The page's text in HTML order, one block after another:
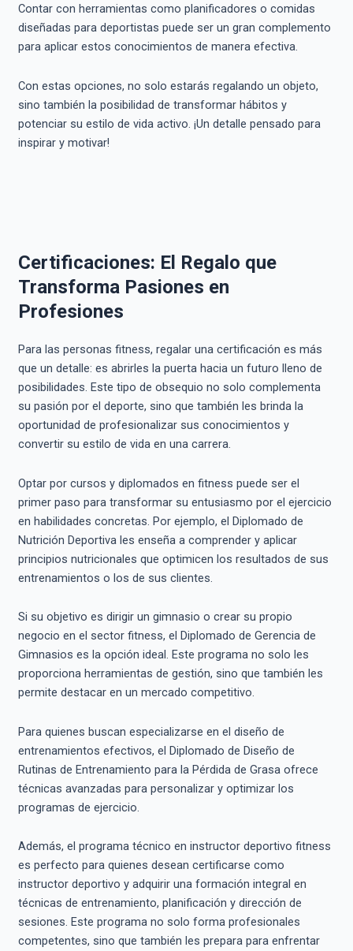
Contar con herramientas como planificadores o comidas
diseñadas para deportistas puede ser un gran complemento
para aplicar estos conocimientos de manera efectiva.
Con estas opciones, no solo estarás regalando un objeto,
sino también la posibilidad de transformar hábitos y
potenciar su estilo de vida activo. ¡Un detalle pensado para
inspirar y motivar!
Certificaciones: El Regalo que
Transforma Pasiones en
Profesiones
Para las personas fitness, regalar una certificación es más
que un detalle: es abrirles la puerta hacia un futuro lleno de
posibilidades. Este tipo de obsequio no solo complementa
su pasión por el deporte, sino que también les brinda la
oportunidad de profesionalizar sus conocimientos y
convertir su estilo de vida en una carrera.
Optar por cursos y diplomados en fitness puede ser el
primer paso para transformar su entusiasmo por el ejercicio
en habilidades concretas. Por ejemplo, el Diplomado de
Nutrición Deportiva les enseña a comprender y aplicar
principios nutricionales que optimicen los resultados de sus
entrenamientos o los de sus clientes.
Si su objetivo es dirigir un gimnasio o crear su propio
negocio en el sector fitness, el Diplomado de Gerencia de
Gimnasios es la opción ideal. Este programa no solo les
proporciona herramientas de gestión, sino que también les
permite destacar en un mercado competitivo.
Para quienes buscan especializarse en el diseño de
entrenamientos efectivos, el Diplomado de Diseño de
Rutinas de Entrenamiento para la Pérdida de Grasa ofrece
técnicas avanzadas para personalizar y optimizar los
programas de ejercicio.
Además, el programa técnico en instructor deportivo fitness
es perfecto para quienes desean certificarse como
instructor deportivo y adquirir una formación integral en
técnicas de entrenamiento, planificación y dirección de
sesiones. Este programa no solo forma profesionales
competentes, sino que también les prepara para enfrentar